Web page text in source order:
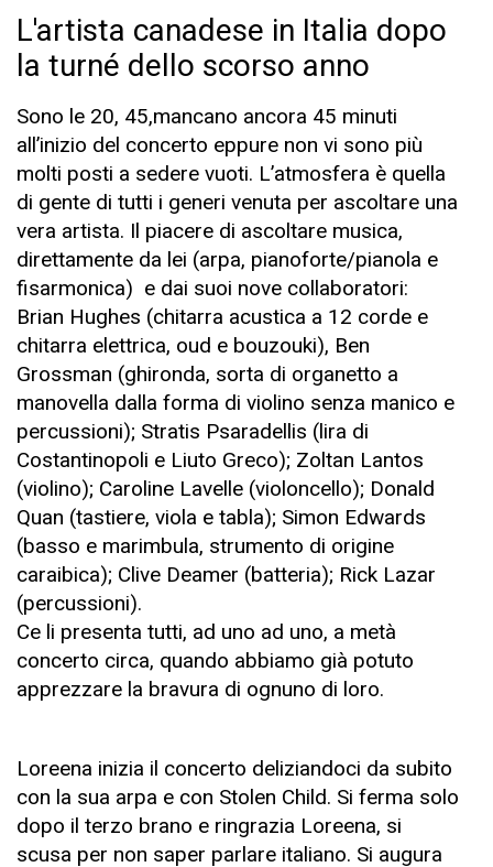
L'artista canadese in Italia dopo
la turné dello scorso anno
Sono le 20, 45,mancano ancora 45 minuti
all’inizio del concerto eppure non vi sono più
molti posti a sedere vuoti. L’atmosfera è quella
di gente di tutti i generi venuta per ascoltare una
vera artista. Il piacere di ascoltare musica,
direttamente da lei (arpa, pianoforte/pianola e
fisarmonica) e dai suoi nove collaboratori:
Brian Hughes (chitarra acustica a 12 corde e
chitarra elettrica, oud e bouzouki), Ben
Grossman (ghironda, sorta di organetto a
manovella dalla forma di violino senza manico e
percussioni); Stratis Psaradellis (lira di
Costantinopoli e Liuto Greco); Zoltan Lantos
(violino); Caroline Lavelle (violoncello); Donald
Quan (tastiere, viola e tabla); Simon Edwards
(basso e marimbula, strumento di origine
caraibica); Clive Deamer (batteria); Rick Lazar
(percussioni).
Ce li presenta tutti, ad uno ad uno, a metà
concerto circa, quando abbiamo già potuto
apprezzare la bravura di ognuno di loro.
Loreena inizia il concerto deliziandoci da subito
con la sua arpa e con Stolen Child. Si ferma solo
dopo il terzo brano e ringrazia Loreena, si
scusa per non saper parlare italiano. Si augura